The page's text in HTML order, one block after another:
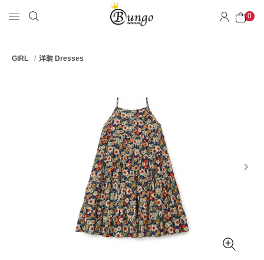
0
GIRL 洋裝 Dresses
next